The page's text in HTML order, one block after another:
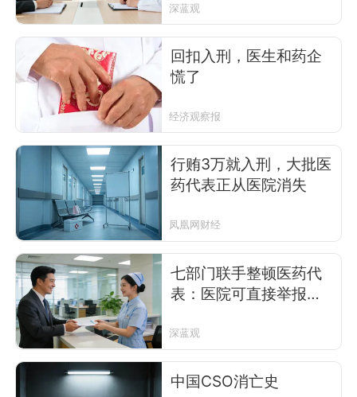
深蓝观
回扣入刑，医生和药企
慌了
经济观察报
行贿3万就入刑，大批医
药代表正从医院消失
凤凰网财经
七部门联手整顿医药代
表：医院可直接举报，
深蓝观
中国CSO消亡史